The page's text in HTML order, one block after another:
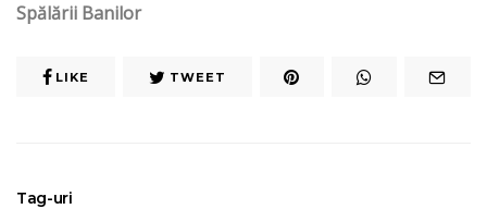
Spălării Banilor
LIKE TWEET
Tag-uri